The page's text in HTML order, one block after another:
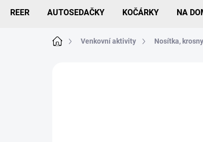
REER AUTOSEDAČKY KOČÁRKY NA
Domů Venkovní aktivity Nosítka, krosny